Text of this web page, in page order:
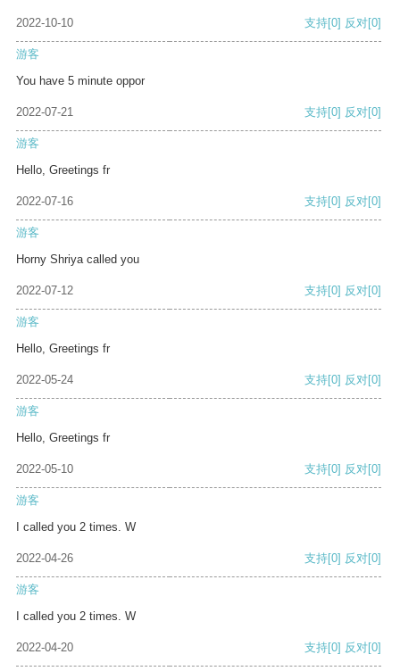
2022-10-10 支持[0] 反对[0]
游客
You have 5 minute oppor
2022-07-21 支持[0] 反对[0]
游客
Hello, Greetings fr
2022-07-16 支持[0] 反对[0]
游客
Horny Shriya called you
2022-07-12 支持[0] 反对[0]
游客
Hello, Greetings fr
2022-05-24 支持[0] 反对[0]
游客
Hello, Greetings fr
2022-05-10 支持[0] 反对[0]
游客
I called you 2 times. W
2022-04-26 支持[0] 反对[0]
游客
I called you 2 times. W
2022-04-20 支持[0] 反对[0]